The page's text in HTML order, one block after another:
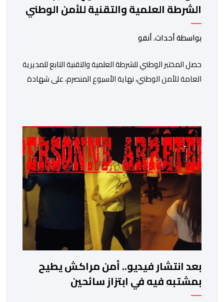
الشرطة العلمية والتقنية للأمن الوطني
في مختلف الخبرات الجنائية
بواسطة أحداث. أنفو
حصل المختبر الوطني للشرطة العلمية والتقنية التابع للمديرية
العامة للأمن الوطني، نهاية الأسبوع المنصرم، على شهادة
فيها فروع البيولوجيا والكيمياء، وتدقيق وفحص الوثائق،
والحرائق والمتفجرات، وكذا الآثار الرقمية والمخدرات والمواد
السمومية.وكانت المنظمة الأمريكية للاعتماد والتقييس
″The ANSI National Accreditation Board″، المختصة […]
بعد انتشار فيديو.. أمن مراكش يطيح
بمشتبه فيه في ابتزاز سائحين